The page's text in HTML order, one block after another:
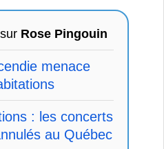
Rose Pingouin
menace
: les concerts
au Québec